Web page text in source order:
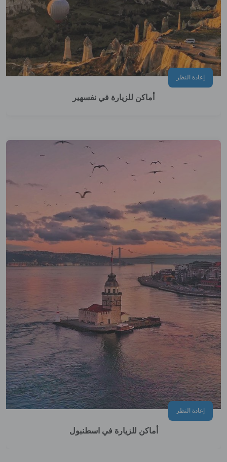
إعادة النظر
أماكن للزيارة في نفسهير
إعادة النظر
أماكن للزيارة في اسطنبول